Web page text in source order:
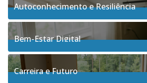
Autoconhecimento e Resiliência
91Posts
Bem-Estar Digital
3Posts
Carreira e Futuro